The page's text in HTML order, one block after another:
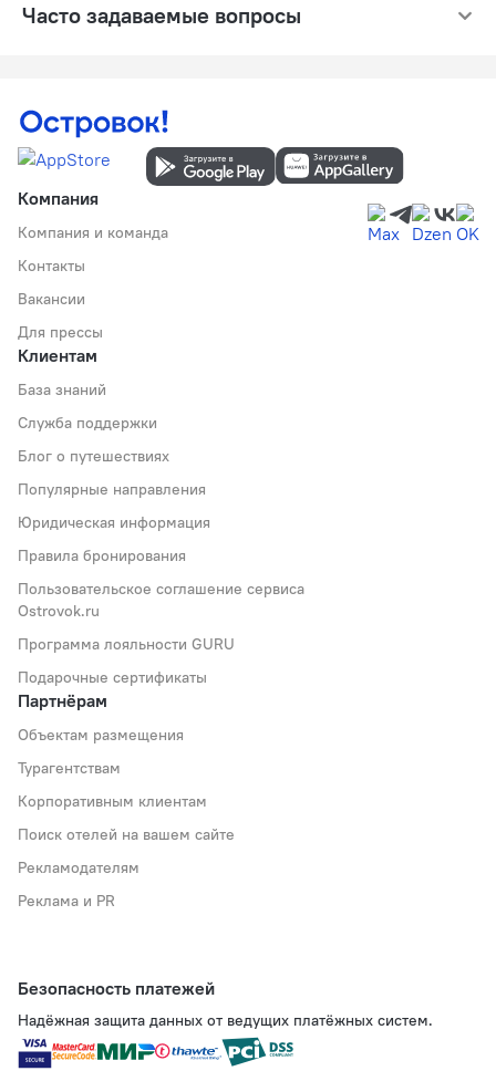
Часто задаваемые вопросы
Компания
Компания и команда
Контакты
Вакансии
Для прессы
Клиентам
База знаний
Служба поддержки
Блог о путешествиях
Популярные направления
Юридическая информация
Правила бронирования
Пользовательское соглашение сервиса
Ostrovok.ru
Программа лояльности GURU
Подарочные сертификаты
Партнёрам
Объектам размещения
Турагентствам
Корпоративным клиентам
Поиск отелей на вашем сайте
Рекламодателям
Реклама и PR
Безопасность платежей
Надёжная защита данных от ведущих платёжных систем.